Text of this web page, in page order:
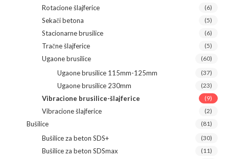
Rotacione šlajferice (6)
Sekači betona (5)
Stacionarne brusilice (6)
Tračne šlajferice (5)
Ugaone brusilice (60)
Ugaone brusilice 115mm-125mm (37)
Ugaone brusilice 230mm (23)
Vibracione brusilice-šlajferice (9)
Vibracione šlajferice (2)
Bušilice (81)
Bušilice za beton SDS+ (30)
Bušilice za beton SDSmax (11)